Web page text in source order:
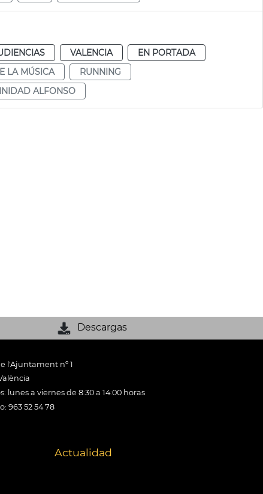
VALENCIA
EN PORTADA
LA MÚSICA
RUNNING
ALFONSO
Descargas
l'Ajuntament nº 1
lunes a viernes de 8:30 a 14:00 horas
963 52 54 78
Actualidad